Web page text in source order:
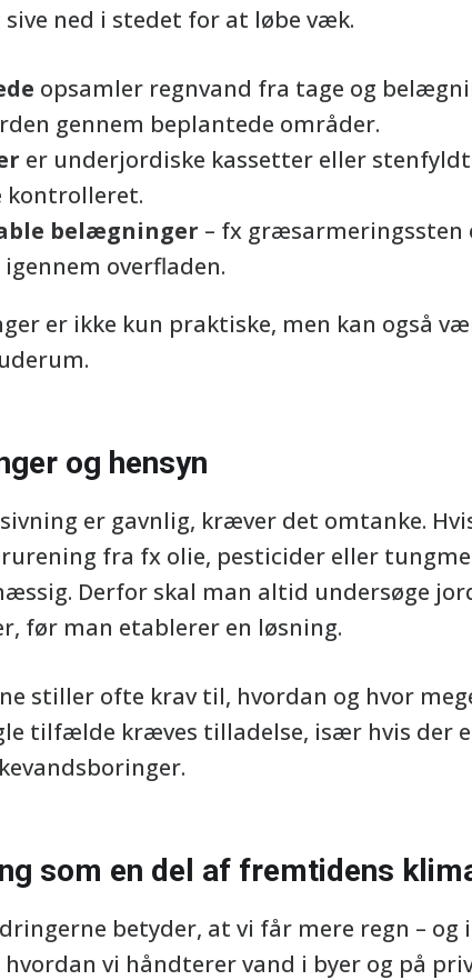
sive ned i stedet for at løbe væk.
opsamler regnvand fra tage og
gennem beplantede områder.
er underjordiske kassetter eller
kontrolleret.
belægninger – fx
overfladen.
er ikke kun praktiske, men kan også
og hensyn
er gavnlig, kræver det omtanke.
fra fx olie, pesticider eller
Derfor skal man altid undersøge
før man etablerer en løsning.
stiller ofte krav til, hvordan og hvor
tilfælde kræves tilladelse, især hvis der
som en del af fremtidens
betyder, at vi får mere regn –
hvordan vi håndterer vand i byer og på